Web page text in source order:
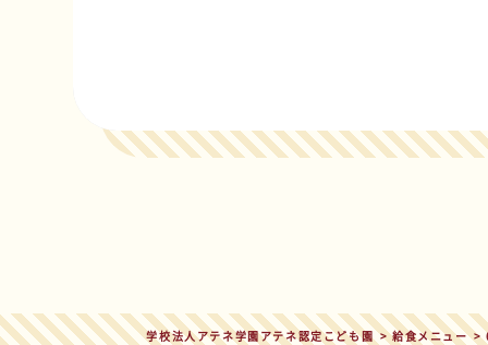
学校法人アテネ学園アテネ認定こども園>給食メニュー>